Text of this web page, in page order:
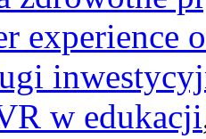
experience
w edukacji